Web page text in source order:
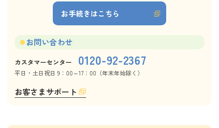
お手続きはこちら
お問い合わせ
カスタマーセンター 0120-92-2367
平日・土日祝日 9：00～17：00（年末年始除く）
お客さまサポート